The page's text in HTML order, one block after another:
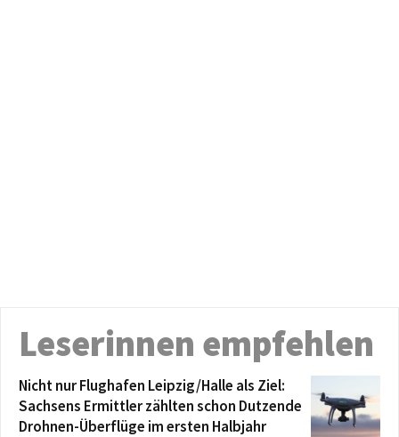
Leserinnen empfehlen
Nicht nur Flughafen Leipzig/Halle als Ziel:
Sachsens Ermittler zählten schon Dutzende
Drohnen-Überflüge im ersten Halbjahr